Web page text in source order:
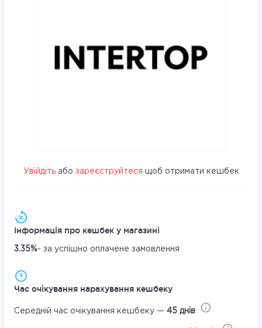
Увійдітьабо зареєструйтеся щоб отримати кешбек
Інформація про кешбек у магазині
3.35%- за успішно оплачене замовлення
Час очікування нарахування кешбеку
Середній час очікування кешбеку — 45 днів